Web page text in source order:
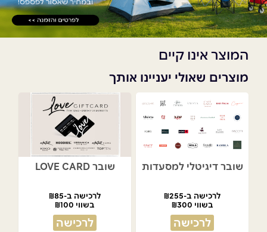
המוצר אינו קיים
מוצרים שאולי יעניינו אותך
שובר דיגיטלי למסעדות
לרכישה ב-₪255
בשווי ₪300
לרכישה
שובר LOVE CARD
לרכישה ב-₪85
בשווי ₪100
לרכישה